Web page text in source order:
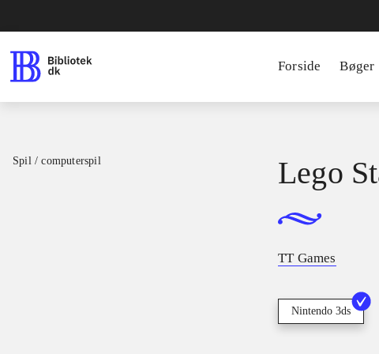
Forside Bøger
Spil / computerspil Lego
TT Games
Nintendo 3ds